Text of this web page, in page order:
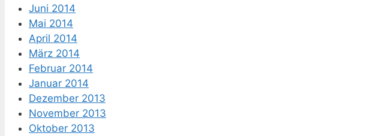
Juni 2014
Mai 2014
April 2014
März 2014
Februar 2014
Januar 2014
Dezember 2013
November 2013
Oktober 2013